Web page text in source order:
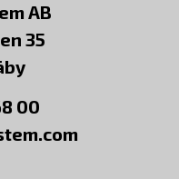
AB
35
00